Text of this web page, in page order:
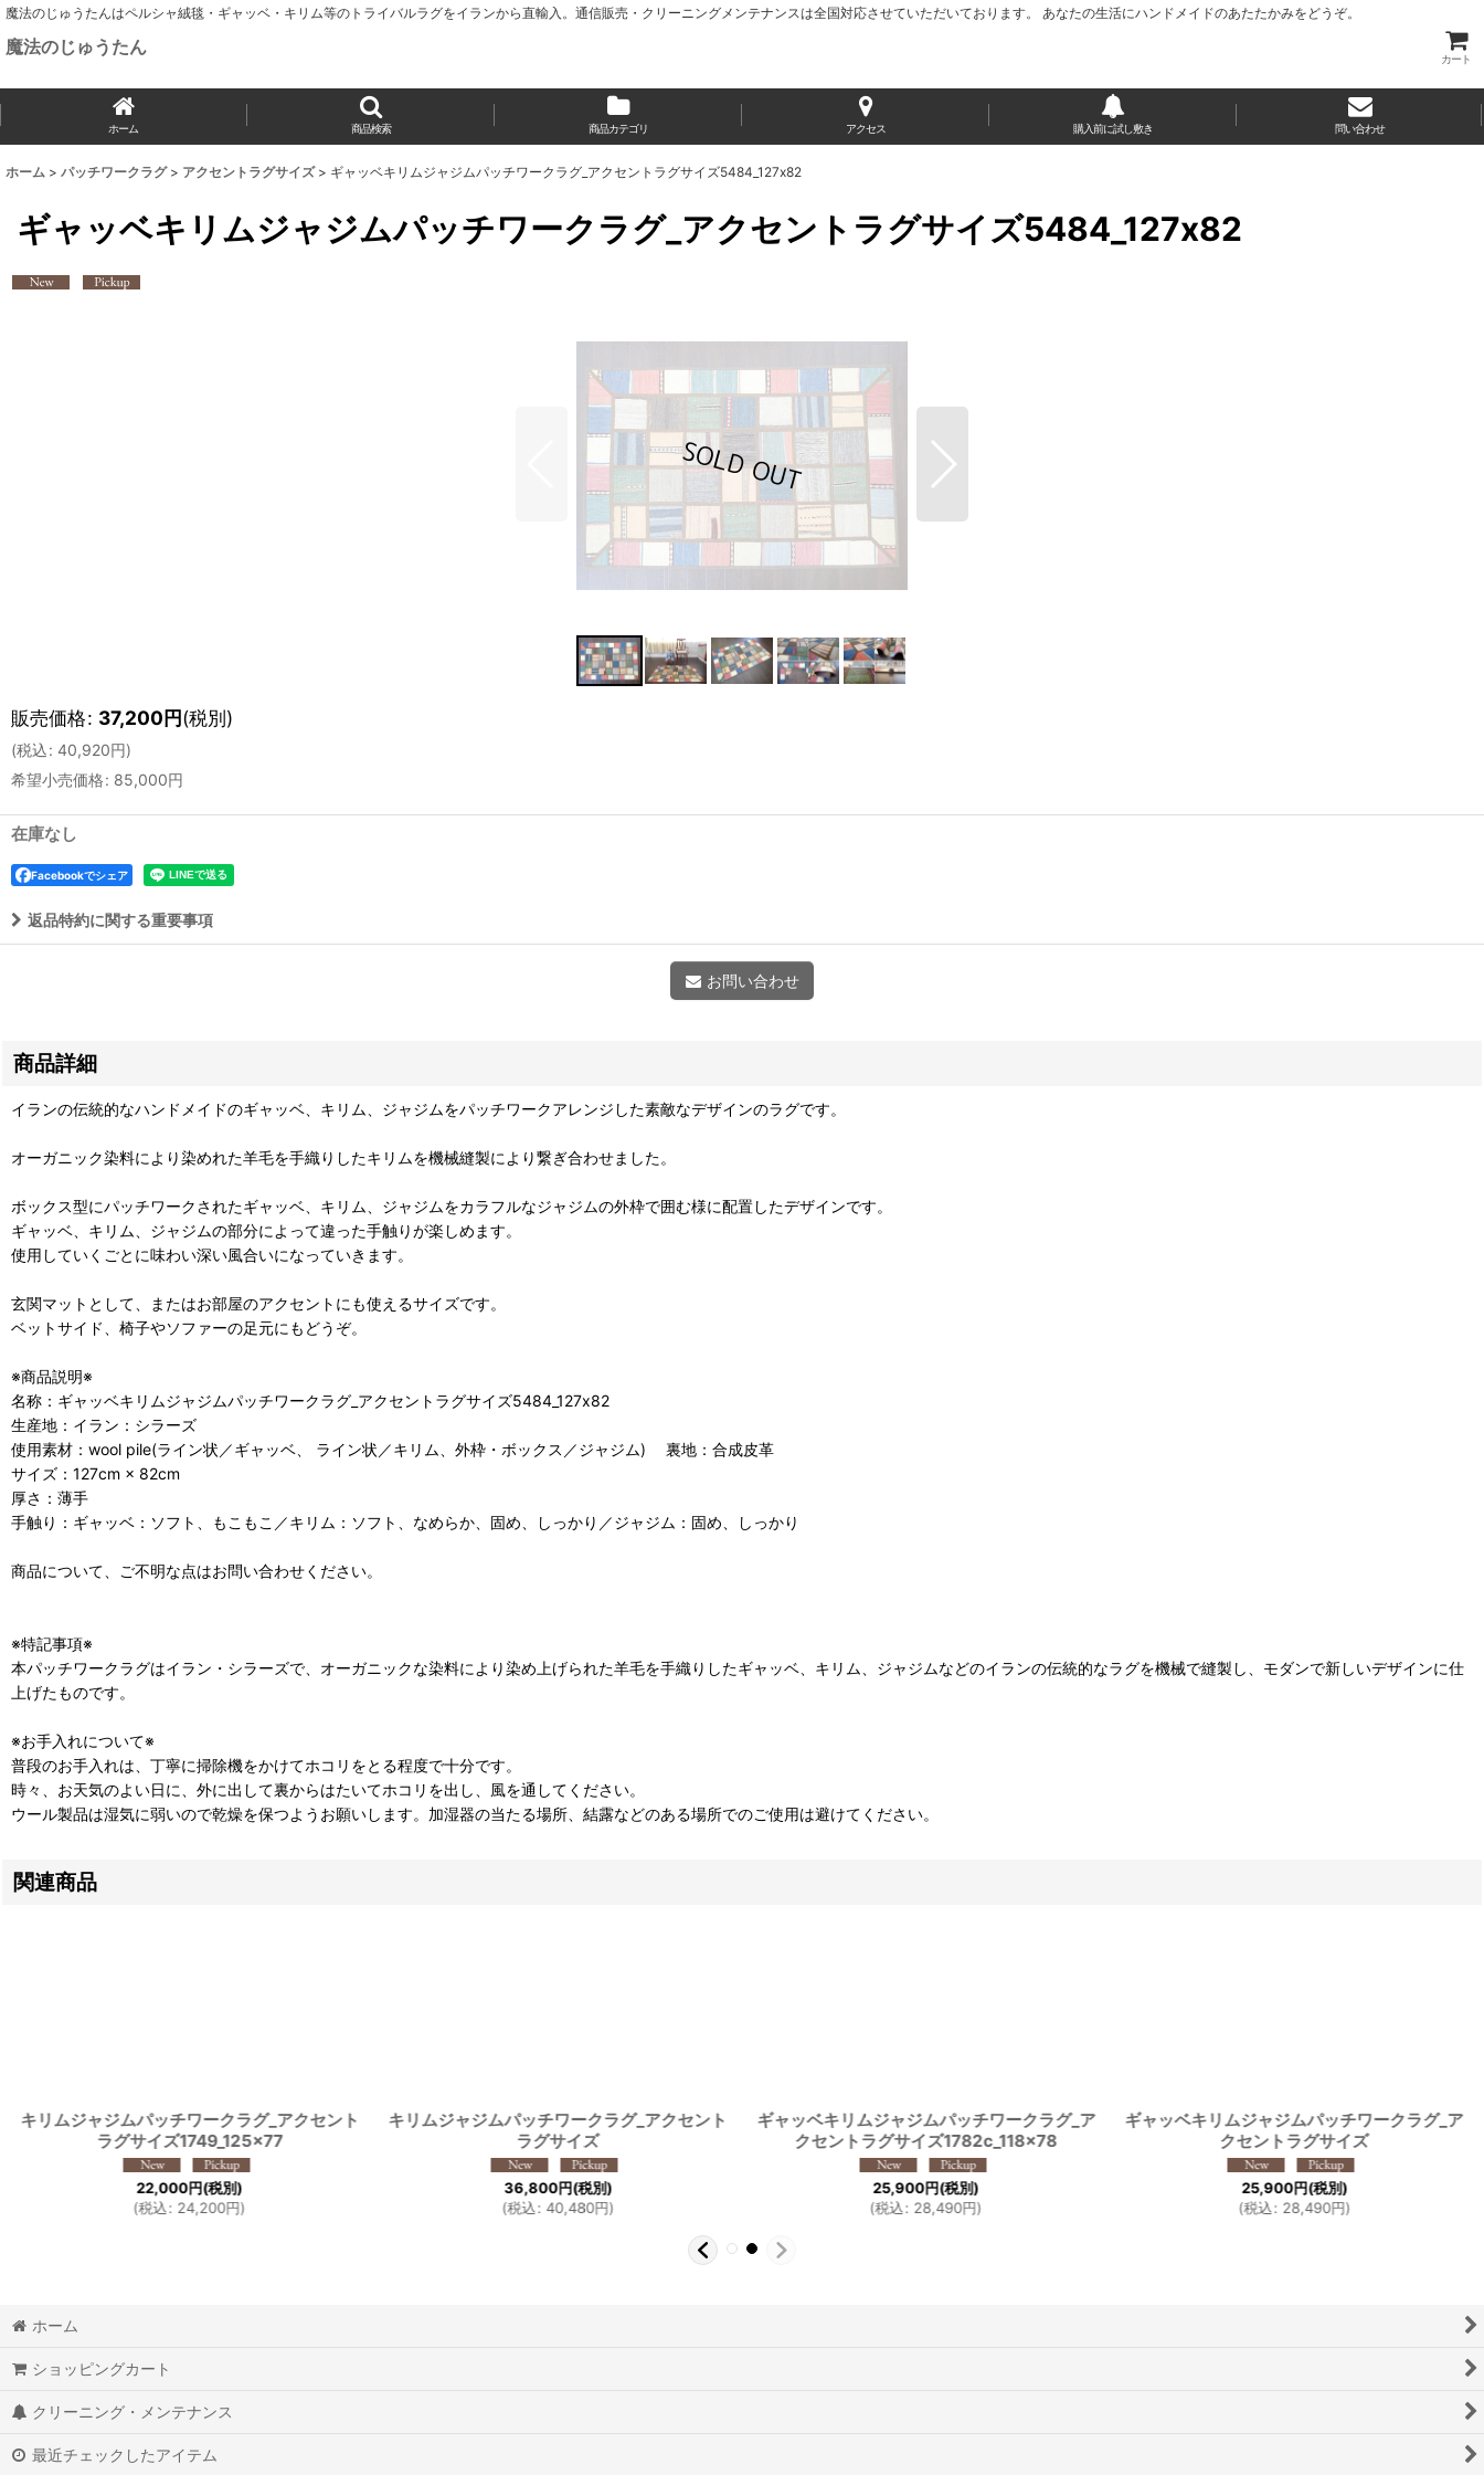
魔法のじゅうたんはペルシャ絨毯・ギャッベ・キリム等のトライバルラグをイランから直輸入。通信販売・クリーニングメンテナンスは全国対応させていただいております。 あなたの生活にハンドメイドのあたたかみをどうぞ。
魔法のじゅうたん
カート
ホーム 商品検索 商品カテゴリ アクセス 購入前に試し敷き 問い合わせ
ホーム > パッチワークラグ > アクセントラグサイズ > ギャッベキリムジャジムパッチワークラグ_アクセントラグサイズ5484_127x82
ギャッベキリムジャジムパッチワークラグ_アクセントラグサイズ5484_127x82
販売価格: 37,200円(税別)
(税込: 40,920円)
希望小売価格: 85,000円
在庫なし
Facebookでシェア
返品特約に関する重要事項
お問い合わせ
商品詳細
イランの伝統的なハンドメイドのギャッベ、キリム、ジャジムをパッチワークアレンジした素敵なデザインのラグです。
オーガニック染料により染めれた羊毛を手織りしたキリムを機械縫製により繋ぎ合わせました。
ボックス型にパッチワークされたギャッベ、キリム、ジャジムをカラフルなジャジムの外枠で囲む様に配置したデザインです。
ギャッベ、キリム、ジャジムの部分によって違った手触りが楽しめます。
使用していくごとに味わい深い風合いになっていきます。
玄関マットとして、またはお部屋のアクセントにも使えるサイズです。
ベットサイド、椅子やソファーの足元にもどうぞ。
※商品説明※
名称：ギャッベキリムジャジムパッチワークラグ_アクセントラグサイズ5484_127x82
生産地：イラン：シラーズ
使用素材：wool pile(ライン状／ギャッベ、 ライン状／キリム、外枠・ボックス／ジャジム) 裏地：合成皮革
サイズ：127cm × 82cm
厚さ：薄手
手触り：ギャッベ：ソフト、もこもこ／キリム：ソフト、なめらか、固め、しっかり／ジャジム：固め、しっかり
商品について、ご不明な点はお問い合わせください。
※特記事項※
本パッチワークラグはイラン・シラーズで、オーガニックな染料により染め上げられた羊毛を手織りしたギャッベ、キリム、ジャジムなどのイランの伝統的なラグを機械で縫製し、モダンで新しいデザインに仕
上げたものです。
※お手入れについて※
普段のお手入れは、丁寧に掃除機をかけてホコリをとる程度で十分です。
時々、お天気のよい日に、外に出して裏からはたいてホコリを出し、風を通してください。
ウール製品は湿気に弱いので乾燥を保つようお願いします。加湿器の当たる場所、結露などのある場所でのご使用は避けてください。
関連商品
キリムジャジムパッチワークラグ_アクセント
ラグサイズ1749_125×77
22,000円(税別)
(税込: 24,200円)
キリムジャジムパッチワークラグ_アクセント
ラグサイズ
36,800円(税別)
(税込: 40,480円)
ギャッベキリムジャジムパッチワークラグ_ア
クセントラグサイズ1782c_118x78
25,900円(税別)
(税込: 28,490円)
ギャッベキリムジャジムパッチワークラグ_ア
クセントラグサイズ
25,900円(税別)
(税込: 28,490円)
ホーム
ショッピングカート
クリーニング・メンテナンス
最近チェックしたアイテム